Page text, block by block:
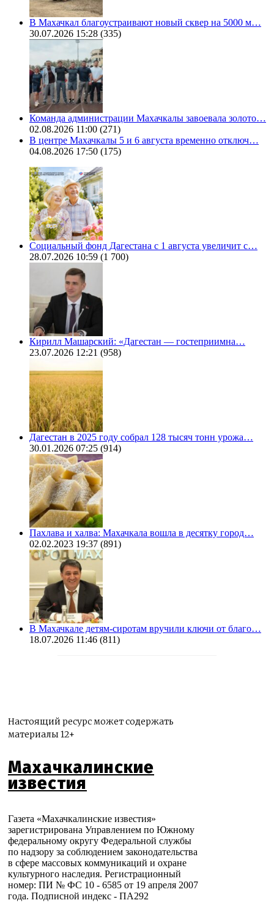
В Махачкал благоустраивают новый сквер на 5000 м…
30.07.2026 15:28 (335)
Команда администрации Махачкалы завоевала золото…
02.08.2026 11:00 (271)
В центре Махачкалы 5 и 6 августа временно отключ…
04.08.2026 17:50 (175)
Социальный фонд Дагестана с 1 августа увеличит с…
28.07.2026 10:59 (1 700)
Кирилл Машарский: «Дагестан — гостеприимна…
23.07.2026 12:21 (958)
Дагестан в 2025 году собрал 128 тысяч тонн урожа…
30.01.2026 07:25 (914)
Пахлава и халва: Махачкала вошла в десятку город…
02.02.2023 19:37 (891)
В Махачкале детям-сиротам вручили ключи от благо…
18.07.2026 11:46 (811)
Настоящий ресурс может содержать
материалы 12+
Махачкалинские
известия
Газета «Махачкалинские известия»
зарегистрирована Управлением по Южному
федеральному округу Федеральной службы
по надзору за соблюдением законодательства
в сфере массовых коммуникаций и охране
культурного наследия. Регистрационный
номер: ПИ № ФС 10 - 6585 от 19 апреля 2007
года. Подписной индекс - ПА292